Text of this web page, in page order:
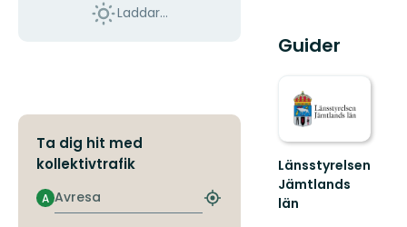
Laddar...
Ta dig hit med
kollektivtrafik
Avresa
A
Hitta
Guider
Länsstyrelsen
Jämtlands
län